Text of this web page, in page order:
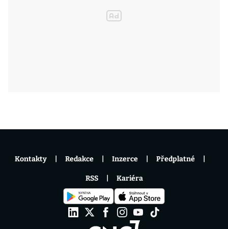
Kontakty Redakce Inzerce Předplatné
RSS Kariéra